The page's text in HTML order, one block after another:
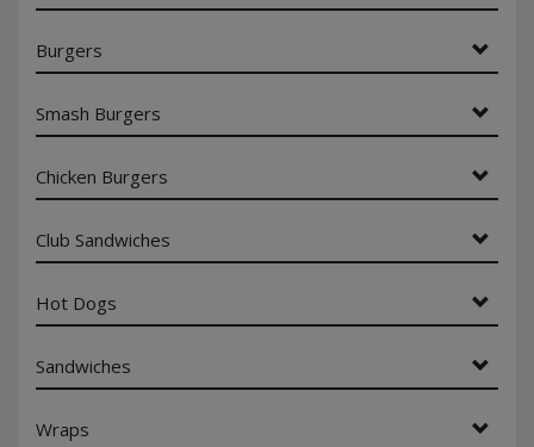
Burgers
Smash Burgers
Chicken Burgers
Club Sandwiches
Hot Dogs
Sandwiches
Wraps